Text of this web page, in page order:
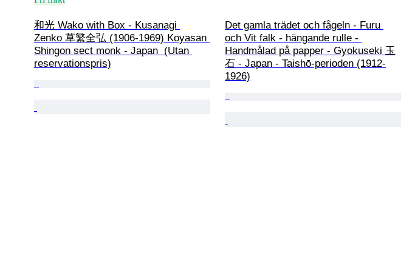
和光 Wako with Box - Kusanagi
Zenko 草繁全弘 (1906-1969) Koyasan
Shingon sect monk - Japan  (Utan
reservationspris)
Det gamla trädet och fågeln - Furu
och Vit falk - hängande rulle -
Handmålad på papper - Gyokuseki 玉
石 - Japan - Taishō-perioden (1912-
1926)